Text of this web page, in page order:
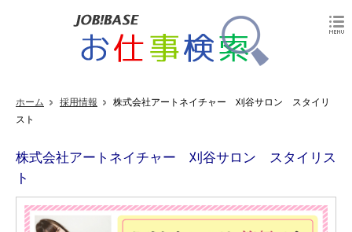
ホーム 採用情報
株式会社アートネイチャー 刈谷サロン スタイリ
スト
株式会社アートネイチャー 刈谷サロン スタイリス
ト